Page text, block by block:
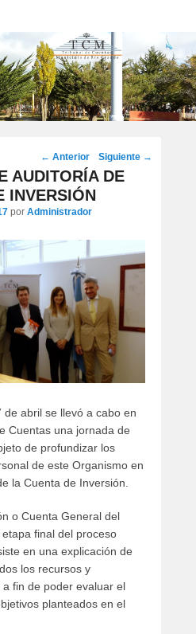
– Municipio de Rio
Grande
del TCM Rio Grande
Navegación
por
los
artículos
← Anterior Siguiente →
AUDITORÍA DE
INVERSIÓN
por Administrador
abril se llevó a cabo en
Cuentas una jornada de
de profundizar los
de este Organismo en
la Cuenta de Inversión.
o Cuenta General del
final del proceso
en una explicación de
los recursos y
fin de poder evaluar el
planteados en el